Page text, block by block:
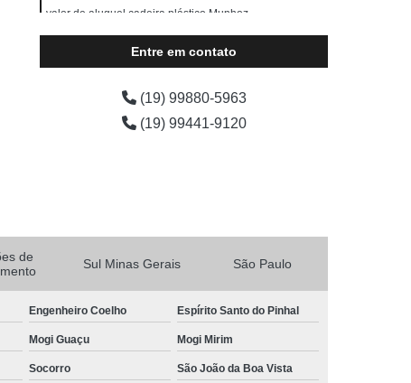
valor de aluguel cadeira plástico Munhoz
cadeira aluguel valor Jaguariúna
Entre em contato
(19) 99880-5963
(19) 99441-9120
de
Sul Minas Gerais São Paulo
Engenheiro Coelho Espírito Santo do Pinhal
Mogi Guaçu Mogi Mirim
Socorro São João da Boa Vista